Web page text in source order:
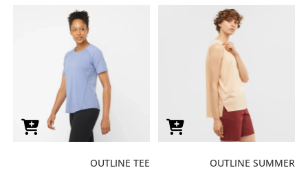
OUTLINE SUMMER
OUTLINE TEE